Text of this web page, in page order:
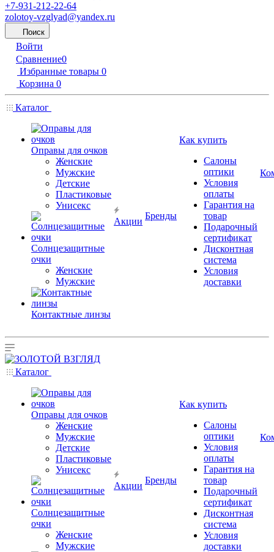
+7-931-212-22-64
zolotoy-vzglyad@yandex.ru
Поиск
Войти
Сравнение0
Избранные товары 0
Корзина 0
Каталог
Оправы для очков
Женские
Мужские
Детские
Пластиковые
Унисекс
Солнцезащитные
очки
Женские
Мужские
Контактные линзы
Акции
Бренды
Как купить
Салоны
оптики
Условия
оплаты
Гарантия на
товар
Подарочный
сертификат
Дисконтная
система
Условия
доставки
Каталог
Оправы для очков
Женские
Мужские
Детские
Пластиковые
Унисекс
Солнцезащитные
очки
Женские
Мужские
Акции
Бренды
Как купить
Салоны
оптики
Условия
оплаты
Гарантия на
товар
Подарочный
сертификат
Дисконтная
система
Условия
доставки